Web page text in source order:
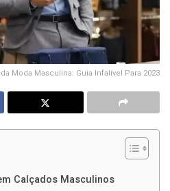
Moda Masculina: Guia Infalível Para 2023
Calçados Masculinos